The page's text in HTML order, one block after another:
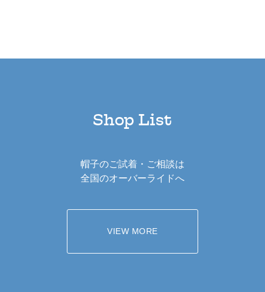
Shop List
帽子のご試着・ご相談は
全国のオーバーライドへ
VIEW MORE